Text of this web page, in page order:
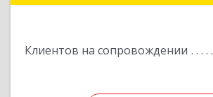
Клиентов на сопровождении